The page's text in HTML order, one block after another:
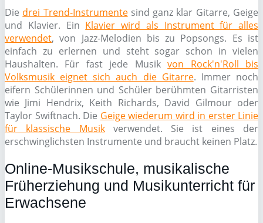
Die drei Trend-Instrumentesind ganz klar Gitarre, Geige
und Klavier. Ein Klavier wird als Instrument für alles
verwendet, von Jazz-Melodien bis zu Popsongs. Es ist
einfach zu erlernen und steht sogar schon in vielen
Haushalten. Für fast jede Musikvon Rock'n'Roll bis
Volksmusik eignet sich auch die Gitarre. Immer noch
eifern Schülerinnen und Schüler berühmten Gitarristen
wie Jimi Hendrix, Keith Richards, David Gilmour oder
Taylor Swiftnach. Die Geige wiederum wird in erster Linie
für klassische Musikverwendet. Sie ist eines der
erschwinglichsten Instrumente und braucht keinen Platz.
Online-Musikschule, musikalische
Früherziehung und Musikunterricht für
Erwachsene